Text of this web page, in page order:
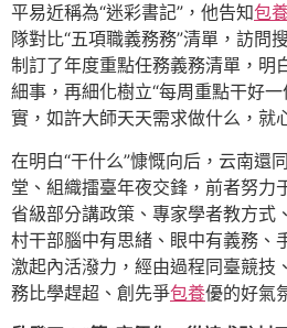
平易近稱為“迷彩書記”，他告知包
隊對比“五項職義務務”清單，訪問
制訂了年度重點任務義務清單，明
細事，再細化樹立“每周重點干好
實，如許大師天天需求做什么，就
在明白“干什么”慷慨向后，云南還
堂、組織擂臺年夜交鋒，前者努力
省級部分講政策、專家學者教方式
村干部腦中有思緒、眼中有義務、
激起內活潑力，經由過程同臺競技
務比學趕超、創先爭包養優的好氣